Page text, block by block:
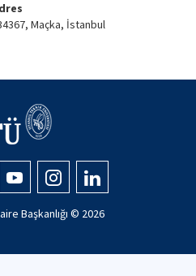
Maçka, İstanbul
Başkanlığı © 2026